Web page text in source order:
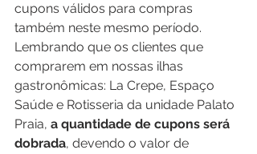
cupons válidos para compras
também neste mesmo período.
Lembrando que os clientes que
comprarem em nossas ilhas
gastronômicas: La Crepe, Espaço
Saúde e Rotisseria da unidade Palato
Praia, a quantidade de cupons será
dobrada, devendo o valor de